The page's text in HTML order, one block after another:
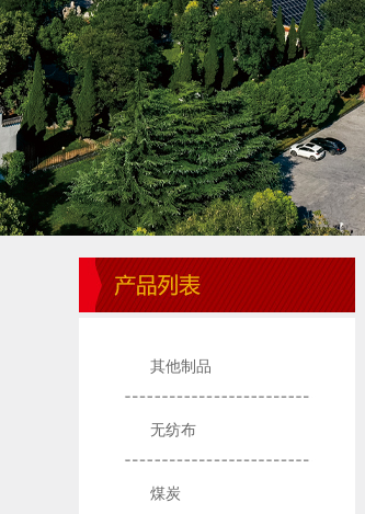
其他制品
无纺布
煤炭